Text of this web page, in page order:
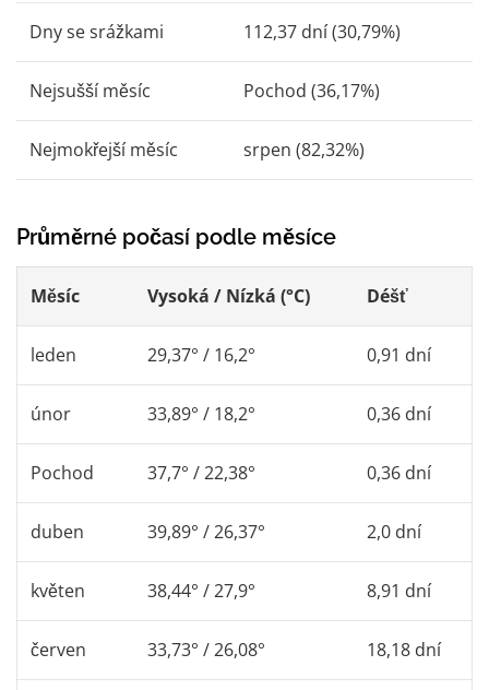
Dny se srážkami 112,37 dní (30,79%)
Nejsušší měsíc Pochod (36,17%)
Nejmokřejší měsíc srpen (82,32%)
Průměrné počasí podle měsíce
Měsíc Vysoká / Nízká (°C) Déšť
leden 29,37° / 16,2° 0,91 dní
únor 33,89° / 18,2° 0,36 dní
Pochod 37,7° / 22,38° 0,36 dní
duben 39,89° / 26,37° 2,0 dní
květen 38,44° / 27,9° 8,91 dní
červen 33,73° / 26,08° 18,18 dní